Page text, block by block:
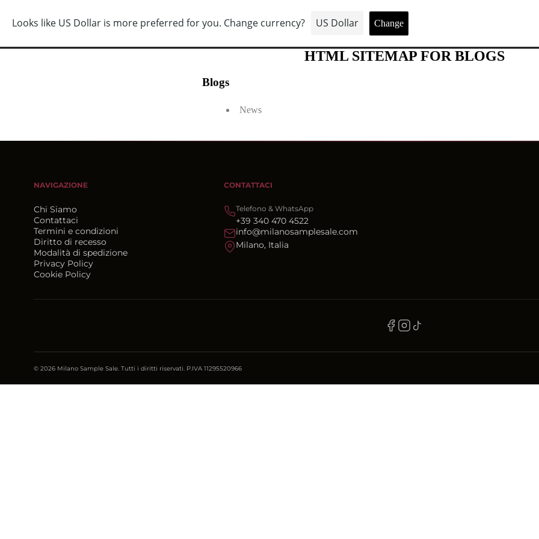
PRIVATE SALE ATTIVE COME PARTECIPARE
HTML SITEMAP FOR BLOGS
Blogs
News
NAVIGAZIONE
Chi Siamo
Contattaci
Termini e condizioni
Diritto di recesso
Modalità di spedizione
Privacy Policy
Cookie Policy
CONTATTACI
Telefono & WhatsApp
+39 340 470 4522
info@milanosamplesale.com
Milano, Italia
© 2026 Milano Sample Sale. Tutti i diritti riservati. P.IVA 11295520966